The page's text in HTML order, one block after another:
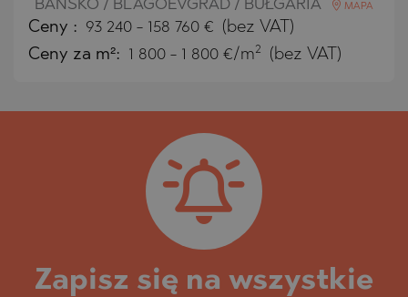
BANSKO / BLAGOEVGRAD / BUŁGARIA MAPA
Ceny : 93 240 - 158 760 € (bez VAT)
Ceny za m²: 1 800 - 1 800 €/m2 (bez VAT)
Zapisz się na wszystkie